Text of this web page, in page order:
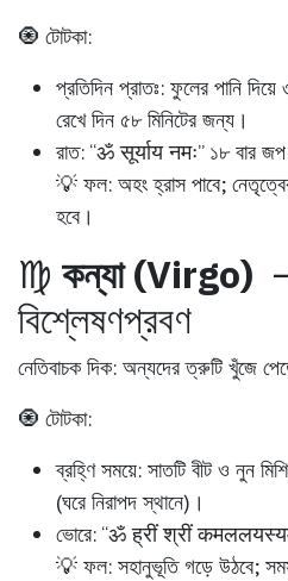
🧿 টোটকা:
প্রতিদিন প্রাতঃ: ফুলের পানি
রেখে দিন ৫৮ মিনিটের জন্য।
রাত: “ॐ सूर्याय नमः” ১৮ বার জপ
💡 ফল: অহং হ্রাস পাবে;
হবে।
♍ কন্যা (Virgo)
বিশ্লেষণপ্রবণ
নেতিবাচক দিক: অন্যদের ত্রুটি খুঁজে
🧿 টোটকা:
ব্রহ্ণি সময়ে: সাতটি বীট ও নুন
(ঘরে নিরাপদ স্থানে)।
ভোরে: “ॐ ह्रीं श्रीं
💡 ফল: সহানুভূতি গড়ে উঠবে;